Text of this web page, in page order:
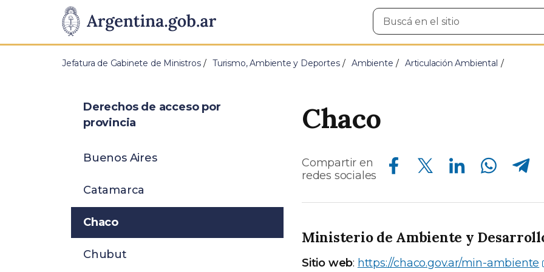
Presidencia
de
Pasar al contenido principal
Buscar
en
Jefatura de Gabinete de Ministros Turismo, Ambiente y Deportes Ambiente Articulación Ambiental
Chaco
Compartir en
redes sociales
Compartir en Facebook Compartir en Twitter Compartir en Linkedin Compartir en Whatsapp Compartir en Telegram
Ministerio de Ambiente y
Sitio web: https://chaco.gov.ar/min-ambiente
Derechos de acceso por
provincia
Buenos Aires
Catamarca
Chaco
Chubut